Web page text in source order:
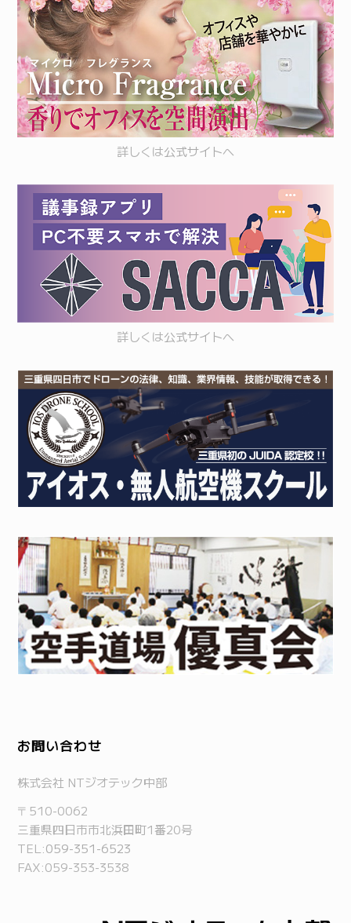
詳しくは公式サイトへ
詳しくは公式サイトへ
お問い合わせ
株式会社 NTジオテック中部
〒510-0062
三重県四日市市北浜田町1番20号
TEL:059-351-6523
FAX:059-353-3538